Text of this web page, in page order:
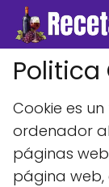
Politica
Cookie es
ordenador
páginas
página